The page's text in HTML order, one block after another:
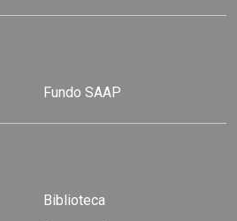
Fundo SAAP
Biblioteca